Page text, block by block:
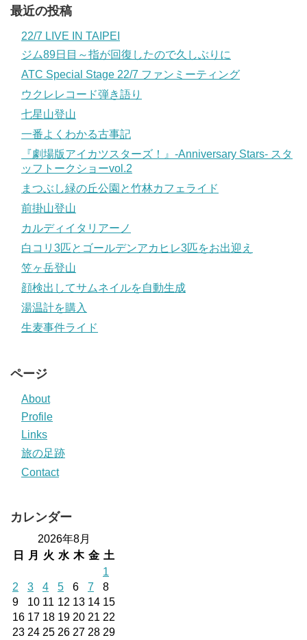
最近の投稿
22/7 LIVE IN TAIPEI
ジム89日目～指が回復したので久しぶりに
ATC Special Stage 22/7 ファンミーティング
ウクレレコード弾き語り
七星山登山
一番よくわかる古事記
『劇場版アイカツスターズ！』-Anniversary Stars- スタ
ッフトークショーvol.2
まつぶし緑の丘公園と竹林カフェライド
前掛山登山
カルディイタリアーノ
白コリ3匹とゴールデンアカヒレ3匹をお出迎え
笠ヶ岳登山
顔検出してサムネイルを自動生成
湯温計を購入
生麦事件ライド
ページ
About
Profile
Links
旅の足跡
Contact
カレンダー
2026年8月
日
月 火 水 木 金 土
1
2
3 4 5 6 7
8
9
10 11 12 13 14 15
16 17 18 19 20 21 22
23 24 25 26 27 28 29